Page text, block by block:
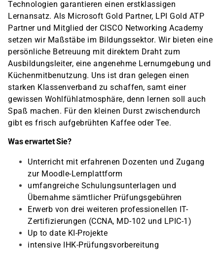
Technologien garantieren einen erstklassigen
Lernansatz. Als Microsoft Gold Partner, LPI Gold ATP
Partner und Mitglied der CISCO Networking Academy
setzen wir Maßstäbe im Bildungssektor. Wir bieten eine
persönliche Betreuung mit direktem Draht zum
Ausbildungsleiter, eine angenehme Lernumgebung und
Küchenmitbenutzung. Uns ist dran gelegen einen
starken Klassenverband zu schaffen, samt einer
gewissen Wohlfühlatmosphäre, denn lernen soll auch
Spaß machen. Für den kleinen Durst zwischendurch
gibt es frisch aufgebrühten Kaffee oder Tee.
Was erwartet Sie?
Unterricht mit erfahrenen Dozenten und Zugang
zur Moodle-Lernplattform
umfangreiche Schulungsunterlagen und
Übernahme sämtlicher Prüfungsgebühren
Erwerb von drei weiteren professionellen IT-
Zertifizierungen (CCNA, MD-102 und LPIC-1)
Up to date KI-Projekte
intensive IHK-Prüfungsvorbereitung